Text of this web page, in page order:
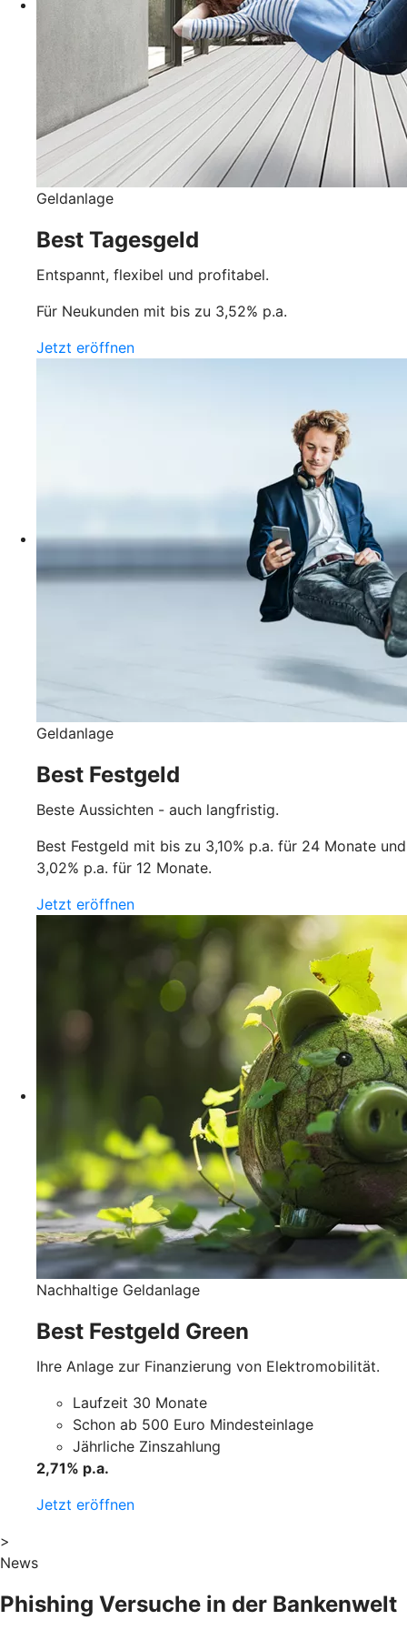
Geldanlage
Best Tagesgeld
Entspannt, flexibel und profitabel.
Für Neukunden mit bis zu 3,52% p.a.
Jetzt eröffnen
Geldanlage
Best Festgeld
Beste Aussichten - auch langfristig.
Best Festgeld mit bis zu 3,10% p.a. für 24 Monate und
3,02% p.a. für 12 Monate.
Jetzt eröffnen
Nachhaltige Geldanlage
Best Festgeld Green
Ihre Anlage zur Finanzierung von Elektromobilität.
Laufzeit 30 Monate
Schon ab 500 Euro Mindesteinlage
Jährliche Zinszahlung
2,71% p.a.
Jetzt eröffnen
>
News
Phishing Versuche in der Bankenwelt